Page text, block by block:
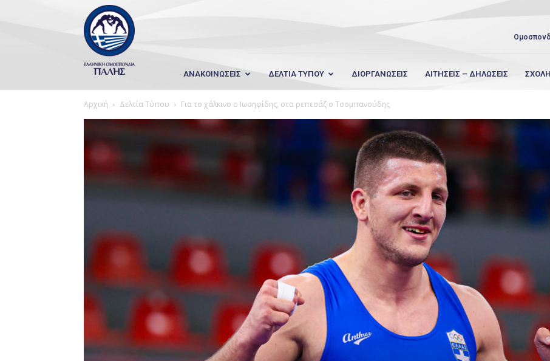
Wrestling
Hellas
ΑΝΑΚΟΙΝΩΣΕΙΣ ΔΕΛΤΙΑ ΤΥΠΟΥ ΔΙΟΡΓΑΝΩΣΕΙΣ ΑΙΤΗΣΕΙΣ – ΔΗΛΩΣΕΙΣ
Αρχική Δελτία Τύπου Για το χάλκινο ο Ιωσηφίδης, στα ρεπεσάζ ο Τσομπανούδης